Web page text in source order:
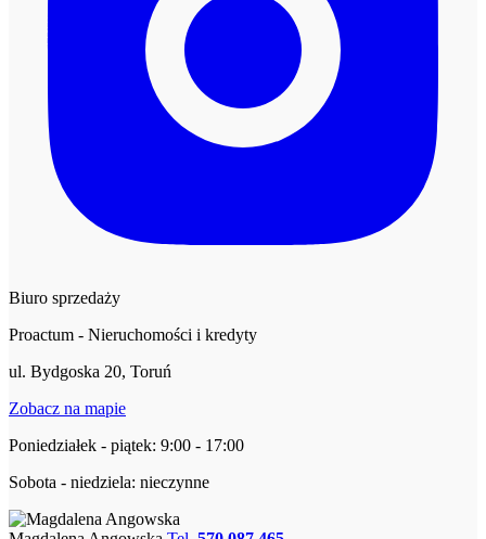
Biuro sprzedaży
Proactum - Nieruchomości i kredyty
ul. Bydgoska 20, Toruń
Zobacz na mapie
Poniedziałek - piątek: 9:00 - 17:00
Sobota - niedziela: nieczynne